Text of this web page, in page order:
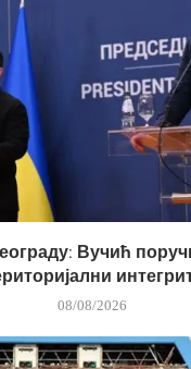
Вучић
08/08/2026